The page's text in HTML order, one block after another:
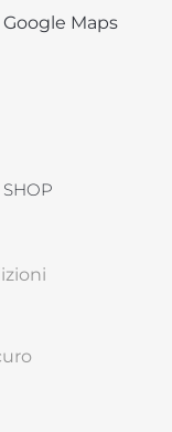
Google Maps